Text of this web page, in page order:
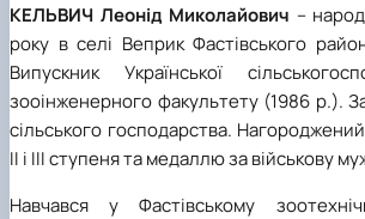
КЕЛЬВИЧ Леонід Миколайович –
року в селі Веприк Фастівського
Випускник Української
зооінженерного факультету (1986 р.).
сільського господарства.
ІІ і ІІІ ступеня та медаллю за військову
Навчався у Фастівському